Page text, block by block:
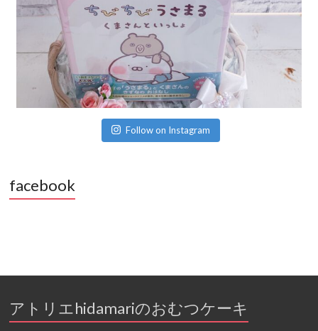
Follow on Instagram
facebook
アトリエhidamariのおむつケーキ